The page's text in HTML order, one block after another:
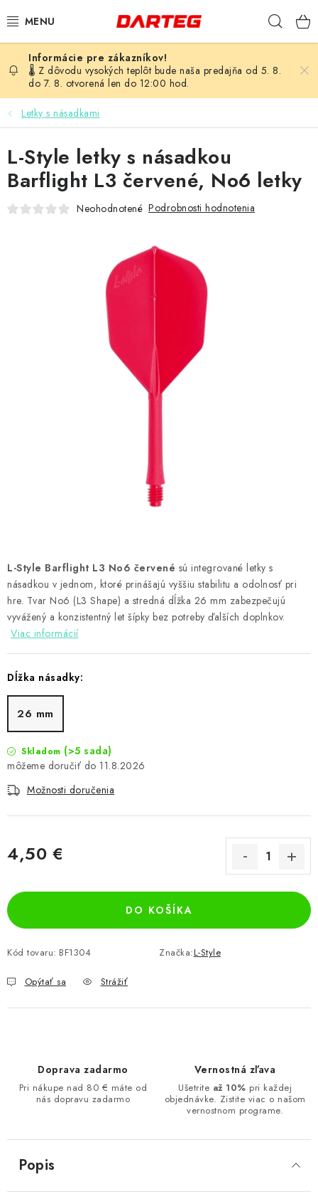
na
ŠÍPKY
TERČE
LETKY
NÁSADKY
Kontakty Hodnotenie obchodu
🌡️ Z dôvodu vysokých teplôt bude naša predajňa od 5. 8.
do 7. 8. otvorená len do 12:00 hod.
Letky s násadkami
L-Style Barflight L3 No6 červené sú integrované letky s
násadkou v jednom, ktoré prinášajú vyššiu stabilitu a odolnosť pri
hre. Tvar No6 (L3 Shape) a stredná dĺžka 26 mm zabezpečujú
vyvážený a konzistentný let šípky bez potreby ďalších doplnkov.
Viac informácií
Dĺžka násadky:
26 mm
Skladom (>5 sada)
11.8.2026
Možnosti doručenia
4,50 €
DO KOŠÍKA
Kód tovaru: BF1304 Značka:L-Style
Opýtať sa Strážiť
L-Style letky s násadkou
Barflight L3 červené, No6 letky
Neohodnotené Podrobnosti hodnotenia
Doprava zadarmo
Pri nákupe nad 80 € máte od
nás dopravu zadarmo
Vernostná zľava
Ušetrite až 10% pri každej
objednávke. Zistite viac o našom
vernostnom programe.
Popis